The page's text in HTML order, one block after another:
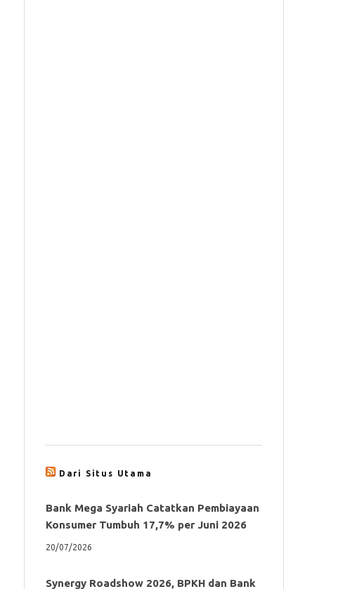
Dari Situs Utama
Bank Mega Syariah Catatkan Pembiayaan
Konsumer Tumbuh 17,7% per Juni 2026
20/07/2026
Synergy Roadshow 2026, BPKH dan Bank